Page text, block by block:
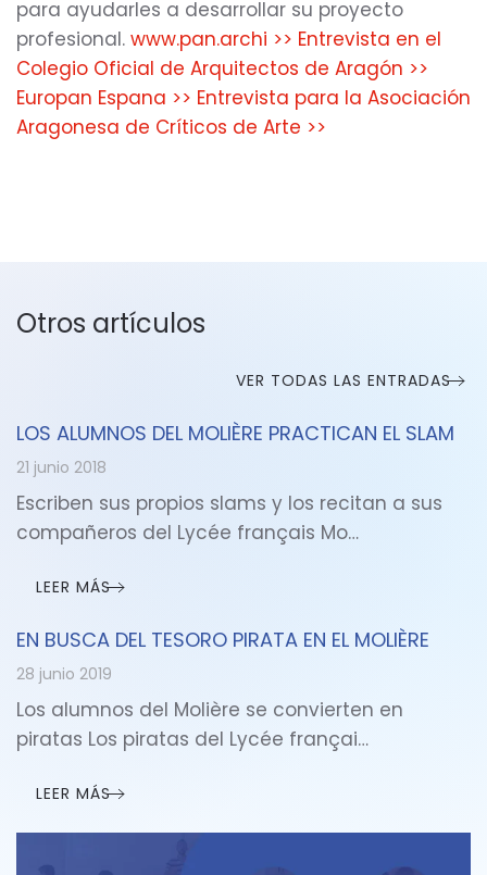
para ayudarles a desarrollar su proyecto
profesional. www.pan.archi >> Entrevista en el
Colegio Oficial de Arquitectos de Aragón >>
Europan Espana >> Entrevista para la Asociación
Aragonesa de Críticos de Arte >>
Otros artículos
VER TODAS LAS ENTRADAS
LOS ALUMNOS DEL MOLIÈRE PRACTICAN EL SLAM
21 junio 2018
Escriben sus propios slams y los recitan a sus
compañeros del Lycée français Mo…
LEER MÁS
EN BUSCA DEL TESORO PIRATA EN EL MOLIÈRE
28 junio 2019
Los alumnos del Molière se convierten en
piratas Los piratas del Lycée françai…
LEER MÁS